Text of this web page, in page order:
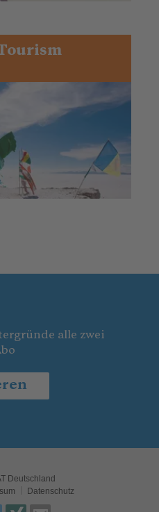
alle zwei
Deutschland
Datenschutz